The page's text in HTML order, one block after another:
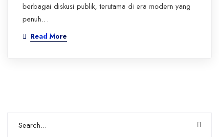
berbagai diskusi publik, terutama di era modern yang
penuh…
Read More